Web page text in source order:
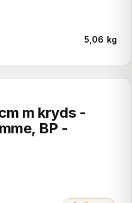
5,06 kg
m kryds -
BP -